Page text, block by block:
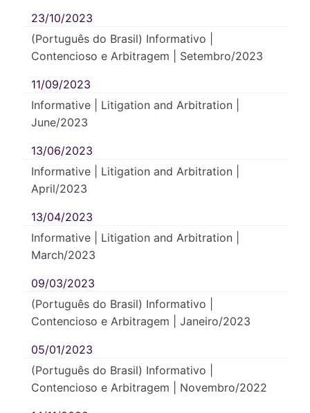
23/10/2023
(Português do Brasil) Informativo |
Contencioso e Arbitragem | Setembro/2023
11/09/2023
Informative | Litigation and Arbitration |
June/2023
13/06/2023
Informative | Litigation and Arbitration |
April/2023
13/04/2023
Informative | Litigation and Arbitration |
March/2023
09/03/2023
(Português do Brasil) Informativo |
Contencioso e Arbitragem | Janeiro/2023
05/01/2023
(Português do Brasil) Informativo |
Contencioso e Arbitragem | Novembro/2022